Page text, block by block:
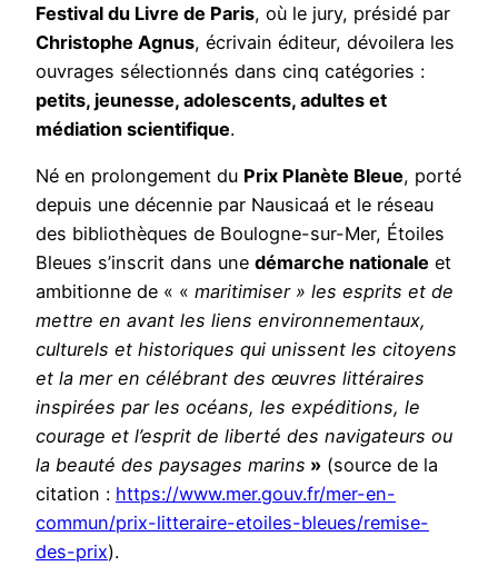
Festival du Livre de Paris, où le jury, présidé par
Christophe Agnus, écrivain éditeur, dévoilera les
ouvrages sélectionnés dans cinq catégories :
petits, jeunesse, adolescents, adultes et
médiation scientifique.
Né en prolongement du Prix Planète Bleue, porté
depuis une décennie par Nausicaá et le réseau
des bibliothèques de Boulogne-sur-Mer, Étoiles
Bleues s’inscrit dans une démarche nationale et
ambitionne de « « maritimiser » les esprits et de
mettre en avant les liens environnementaux,
culturels et historiques qui unissent les citoyens
et la mer en célébrant des œuvres littéraires
inspirées par les océans, les expéditions, le
courage et l’esprit de liberté des navigateurs ou
la beauté des paysages marins » (source de la
citation : https://www.mer.gouv.fr/mer-en-
commun/prix-litteraire-etoiles-bleues/remise-
des-prix).